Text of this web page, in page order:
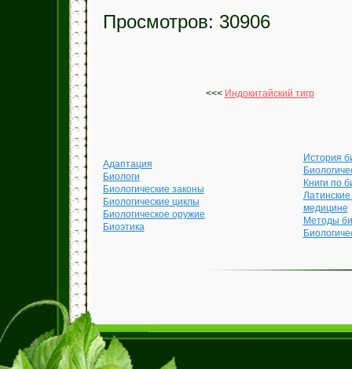
Просмотров: 30906
<<< Индокитайский тигр
Адаптация
Биологи
Биологические законы
Биологические циклы
Биологическое оружие
Биоэтика
История
Книги по
медицине
Методы